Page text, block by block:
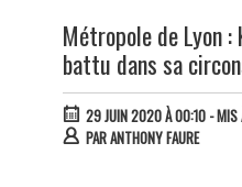
Métropole de Lyon
battu dans sa
29 JUIN 2020 À 00:10- MIS
PARANTHONY FAURE